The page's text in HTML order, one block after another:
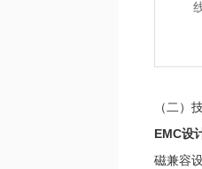
（二）
EMC设
磁兼容